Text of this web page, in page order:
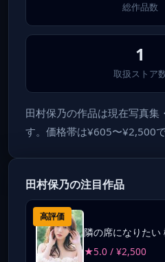
総作品数
1
取扱ストア
田村保乃の作品は現在写真
す。価格帯は¥605〜¥2,500で
田村保乃の注目作品
高評価
隣の席になりた
★5.0 / ¥2,500